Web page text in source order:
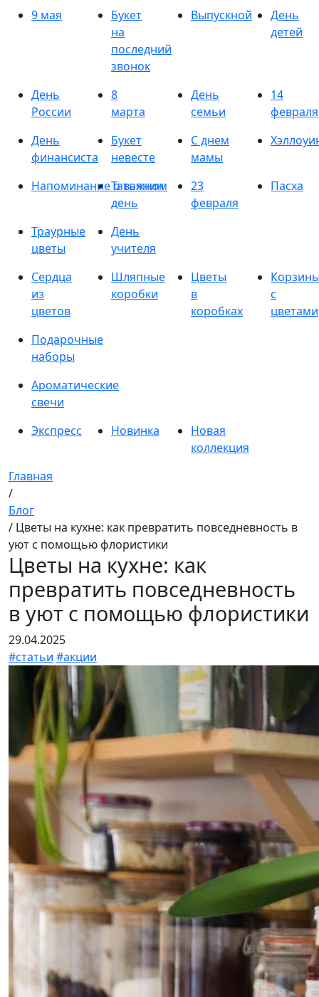
9 мая
Букет
на
последний
звонок
Выпускной
День
детей
День
России
8
марта
День
семьи
14
февраля
День
финансиста
Букет
невесте
С днем
мамы
Напоминание о важном
Татьянин
день
23
февраля
Пасха
Траурные
цветы
День
учителя
Сердца
из
цветов
Шляпные
коробки
Цветы
в
коробках
с
цветами
Подарочные
наборы
Ароматические
свечи
Экспресс
Новинка
Новая
коллекция
Главная
/
Блог
/ Цветы на кухне: как превратить повседневность в
уют с помощью флористики
Цветы на кухне: как
превратить повседневность
в уют с помощью флористики
29.04.2025
#статьи #акции